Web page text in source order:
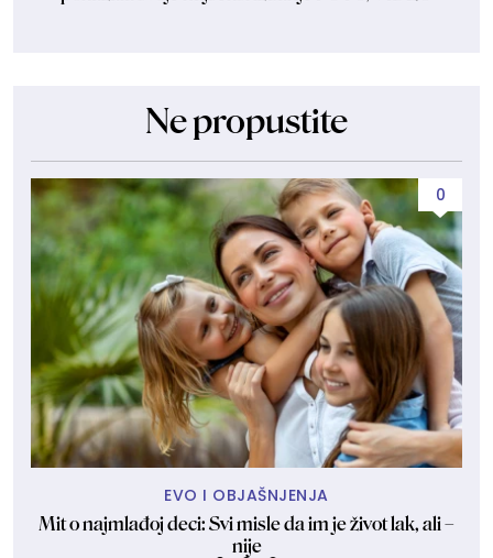
Ne propustite
0
EVO I OBJAŠNJENJA
Mit o najmlađoj deci: Svi misle da im je život lak, ali –
nije